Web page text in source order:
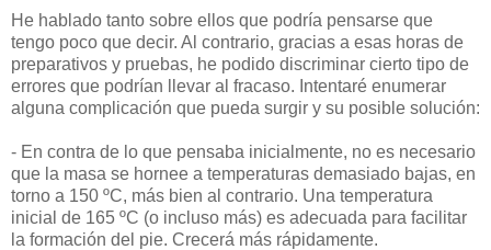
He hablado tanto sobre ellos que podría pensarse que
tengo poco que decir. Al contrario, gracias a esas horas de
preparativos y pruebas, he podido discriminar cierto tipo de
errores que podrían llevar al fracaso. Intentaré enumerar
alguna complicación que pueda surgir y su posible solución:
- En contra de lo que pensaba inicialmente, no es necesario
que la masa se hornee a temperaturas demasiado bajas, en
torno a 150 ºC, más bien al contrario. Una temperatura
inicial de 165 ºC (o incluso más) es adecuada para facilitar
la formación del pie. Crecerá más rápidamente.